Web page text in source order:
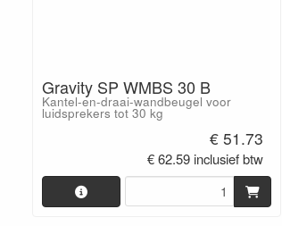
Gravity SP WMBS 30 B
Kantel-en-draai-wandbeugel voor
luidsprekers tot 30 kg
€ 51.73
€ 62.59 inclusief btw